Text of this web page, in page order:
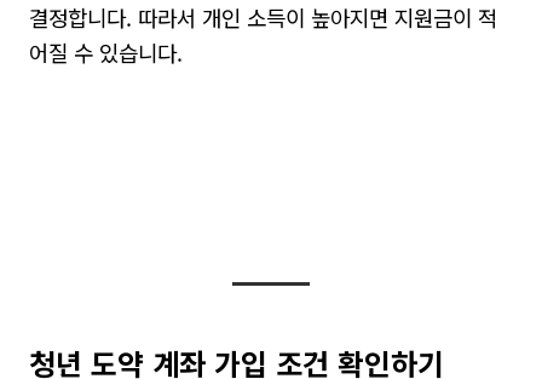
결정합니다. 따라서 개인 소득이 높아지면 지원금이 적
어질 수 있습니다.
청년 도약 계좌 가입 조건 확인하기